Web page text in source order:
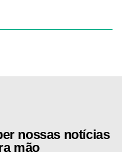
nossas notícias
mão